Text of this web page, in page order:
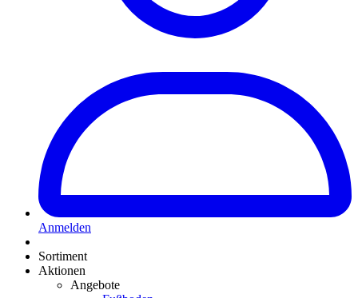
Anmelden
Sortiment
Aktionen
Angebote